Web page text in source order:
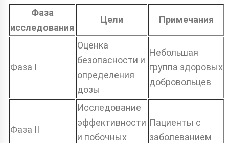
Фаза
исследования
Цели Примечания
Фаза I
Оценка
безопасности и
определения
дозы
Небольшая
группа здоровых
добровольцев
Фаза II
Исследование
эффективности
и побочных
Пациенты с
заболеванием